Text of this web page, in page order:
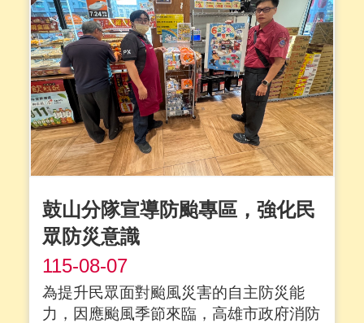
鼓山分隊宣導防颱專區，強化民
眾防災意識
115-08-07
為提升民眾面對颱風災害的自主防災能
力，因應颱風季節來臨，高雄市政府消防